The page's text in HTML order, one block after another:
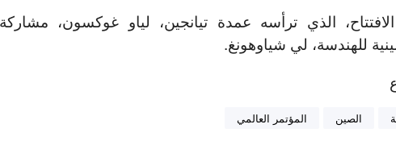
الذي ترأسه عمدة تيانجين، لياو غوكسون،
للهندسة، لي شياوهونغ.
الصين المؤتمر العالمي